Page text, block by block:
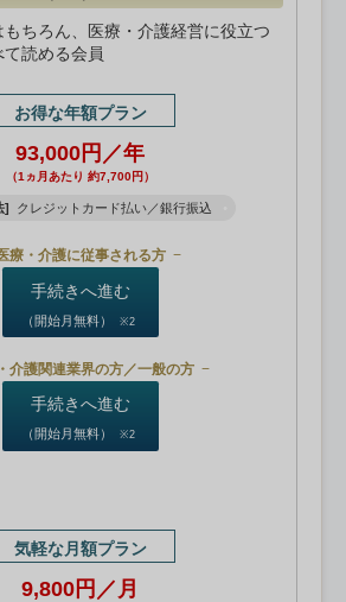
ちろん、医療・介護経営に役立つ
読める会員
お得な年額プラン
93,000円／年
（1ヵ月あたり 約7,700円）
] クレジットカード払い／銀行振込
療・介護に従事される方
手続きへ進む
（開始月無料） ※2
介護関連業界の方／一般の方
手続きへ進む
（開始月無料） ※2
気軽な月額プラン
9,800円／月